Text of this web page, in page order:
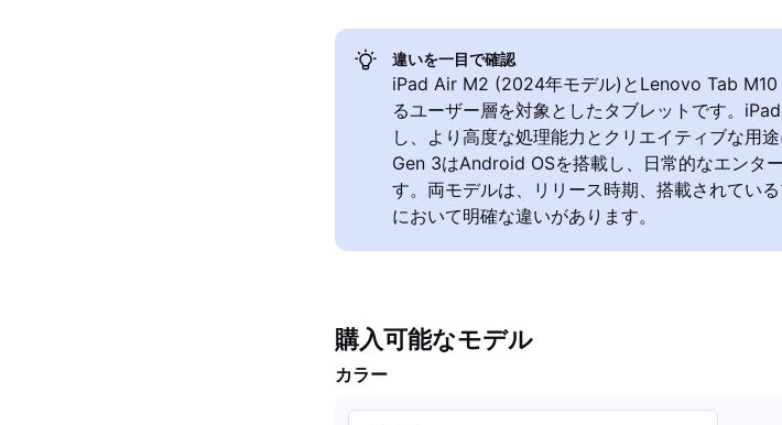
違いを一目で確認
iPad Air M2 (2024年モデル)とLenovo Tab
るユーザー層を対象としたタブレットです。
し、より高度な処理能力とクリエイティブな用
Gen 3はAndroid OSを搭載し、日常的なエンタ
す。両モデルは、リリース時期、搭載されてい
において明確な違いがあります。
購入可能なモデル
カラー